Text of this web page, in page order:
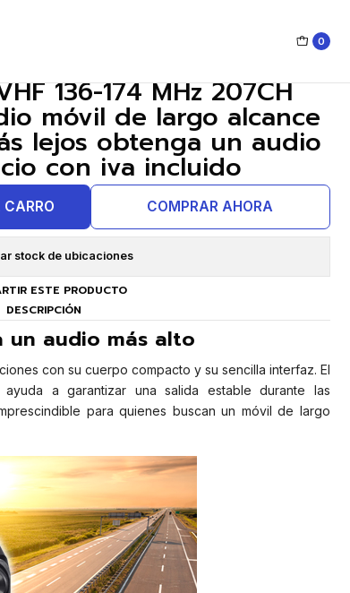
0
136-174 MHz 207CH
móvil de largo alcance
lejos obtenga un audio
con iva incluido
CARRO COMPRAR AHORA
stock de ubicaciones
ESTE PRODUCTO
DESCRIPCIÓN
un audio más alto
con su cuerpo compacto y su sencilla interfaz. El
a garantizar una salida estable durante las
para quienes buscan un móvil de largo